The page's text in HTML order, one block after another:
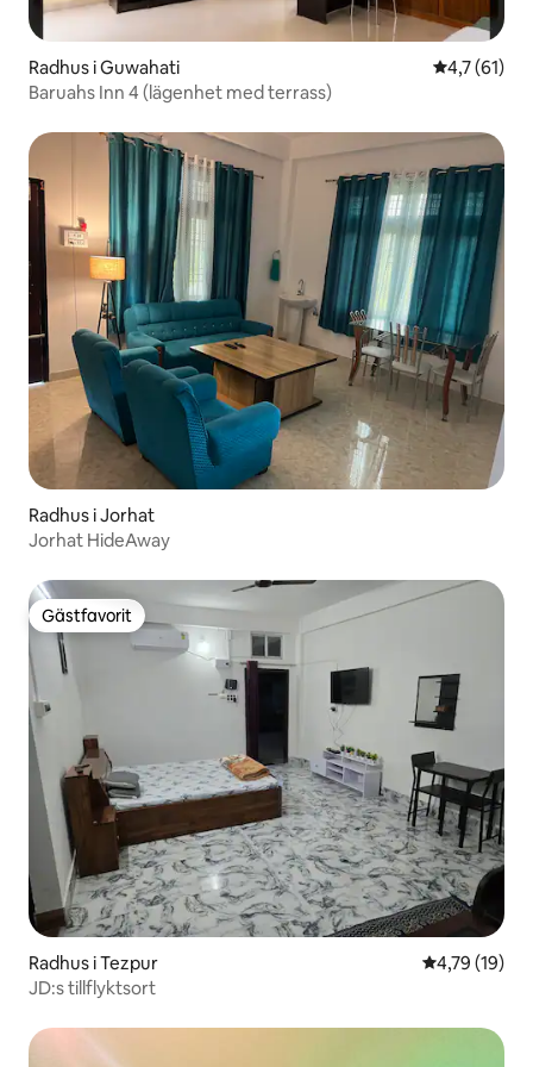
Radhus i Guwahati 4,7 av 5 i
4,7 (61)
Baruahs Inn 4 (lägenhet med terrass)
Radhus i Jorhat
Jorhat HideAway
Gästfavorit
Gästfavorit
Radhus i Tezpur 4,79 av 5 i
4,79 (19)
JD:s tillflyktsort